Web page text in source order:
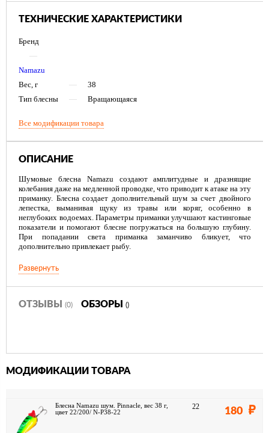
ТЕХНИЧЕСКИЕ ХАРАКТЕРИСТИКИ
Бренд
—
Namazu
Вес, г
—
38
Тип блесны
— Вращающаяся
Все модификации товара
ОПИСАНИЕ
Шумовые блесна Namazu создают амплитудные и дразнящие
колебания даже на медленной проводке, что приводит к атаке на эту
приманку. Блесна создает дополнительный шум за счет двойного
лепестка, выманивая щуку из травы или коряг, особенно в
неглубоких водоемах. Параметры приманки улучшают кастинговые
показатели и помогают блесне погружаться на большую глубину.
При попадании света приманка заманчиво бликует, что
дополнительно привлекает рыбу.
Развернуть
ОТЗЫВЫ (0) ОБЗОРЫ ()
МОДИФИКАЦИИ ТОВАРА
Блесна Namazu шум. Pinnacle, вес 38 г,
цвет 22/200/ N-P38-22
22 180